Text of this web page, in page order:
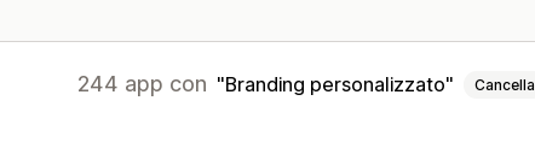
244 app con Branding personalizzato Cancella